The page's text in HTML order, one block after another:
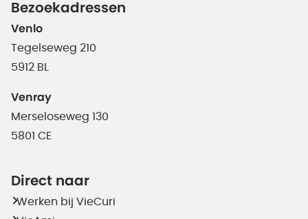
Bezoekadressen
Venlo
Tegelseweg 210
5912 BL
Venray
Merseloseweg 130
5801 CE
Direct naar
Werken bij VieCuri